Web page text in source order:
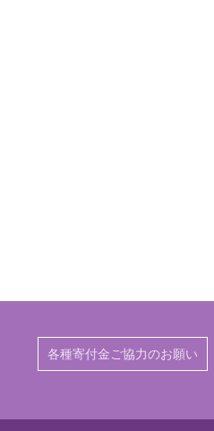
各種寄付金ご協力のお願い